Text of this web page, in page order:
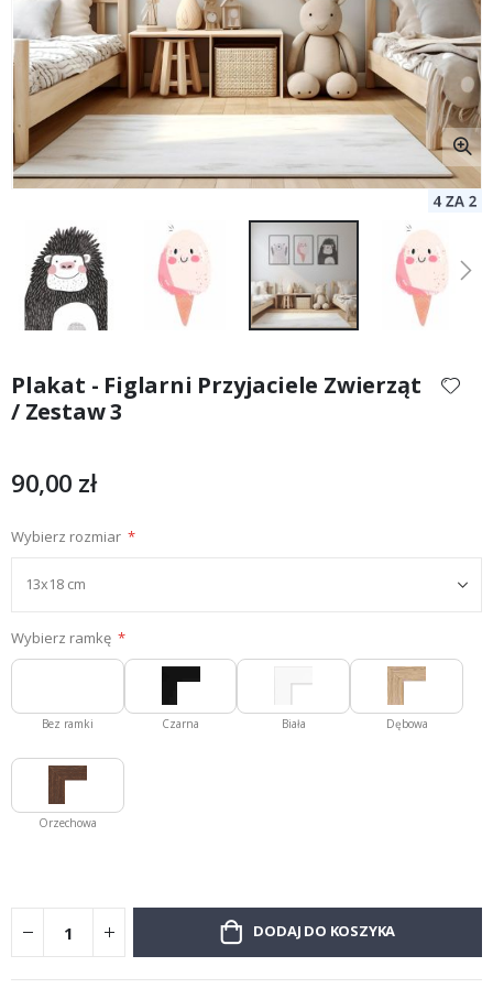
początek
galerii
Plakat - Figlarni Przyjaciele Zwierząt
/ Zestaw 3
90,00 zł
Wybierz rozmiar
Wybierz ramkę
Bez ramki Czarna Biała Dębowa
Orzechowa
DODAJ DO KOSZYKA